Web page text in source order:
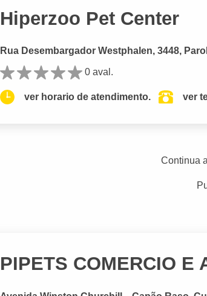
Hiperzoo Pet Center
Rua Desembargador Westphalen, 3448,
0 aval.
ver horario de atendimento. ver
Continua
PIPETS COMERCIO E